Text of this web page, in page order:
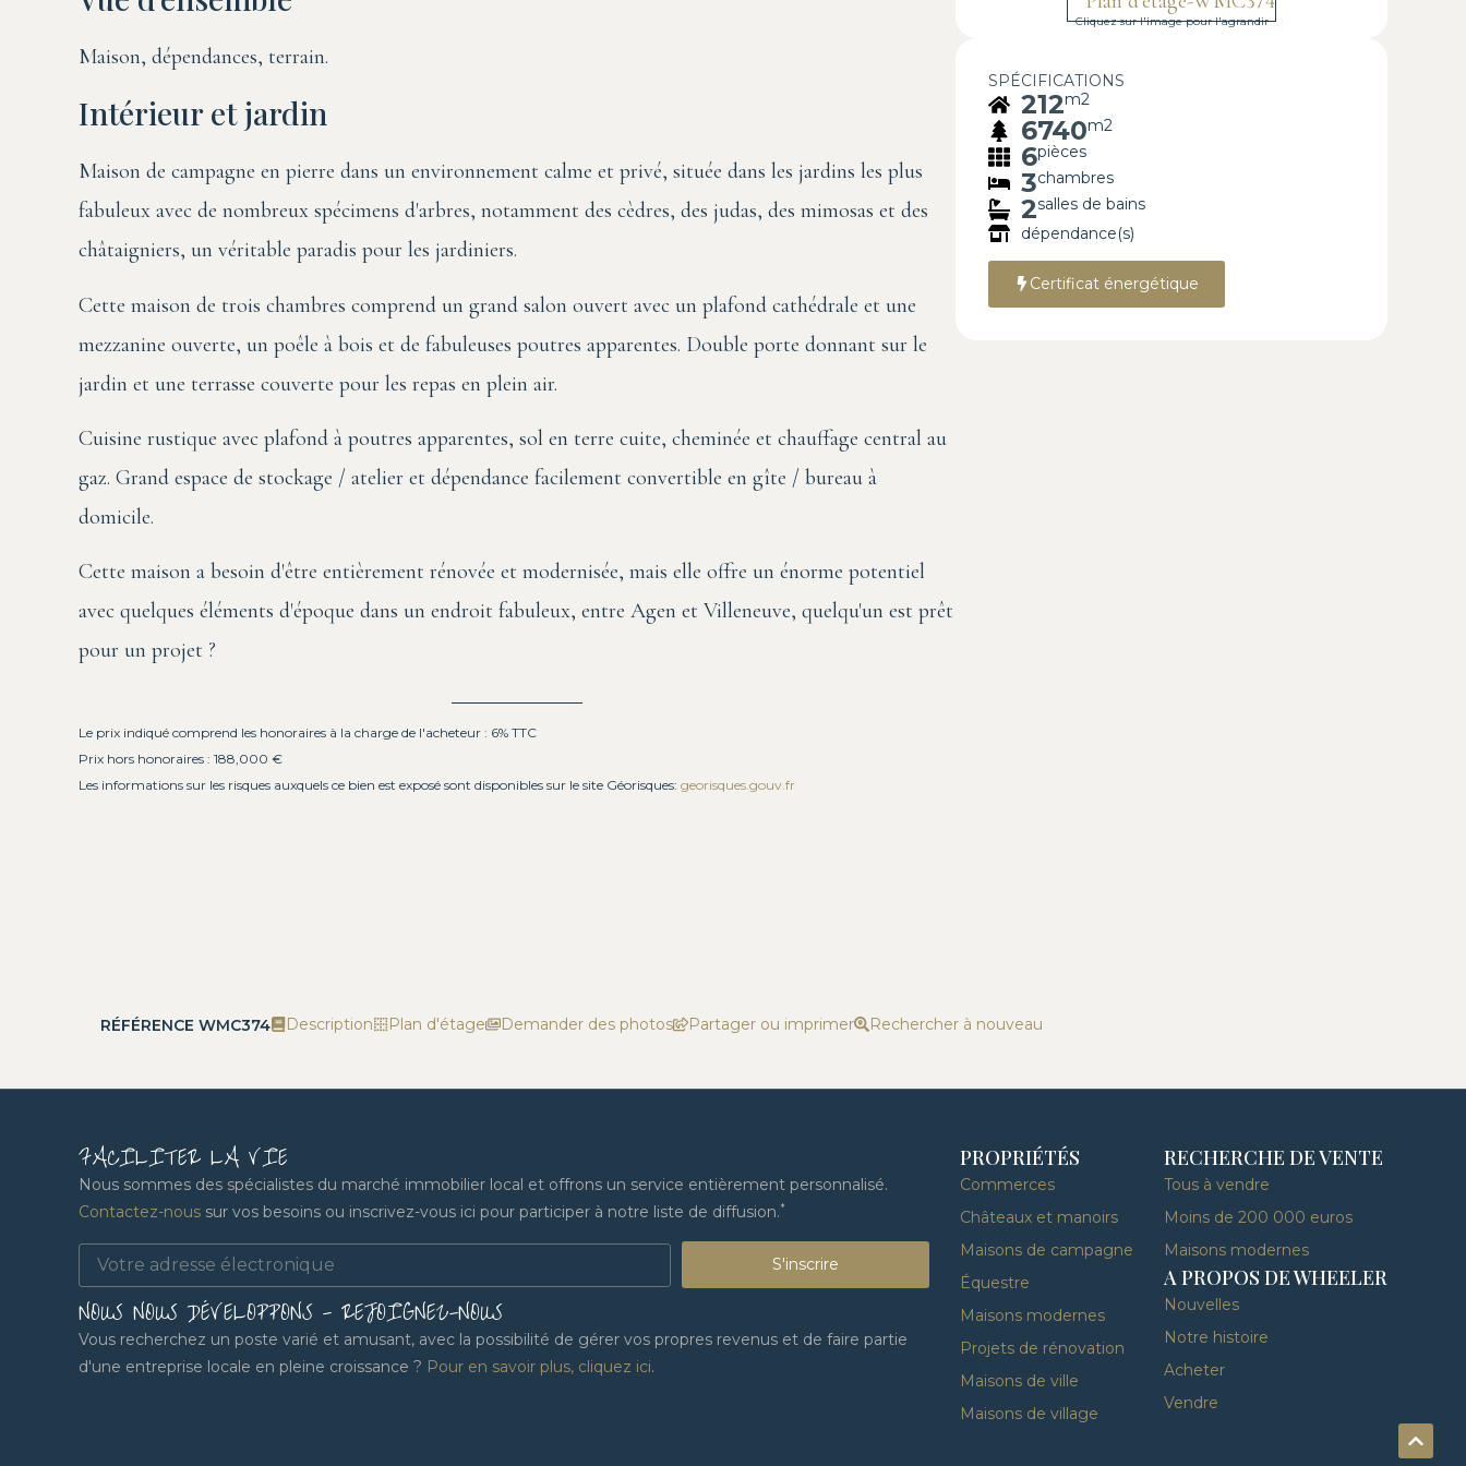
Maison, dépendances, terrain.
Intérieur et jardin
Maison de campagne en pierre dans un environnement calme et privé, située dans les jardins les plus
fabuleux avec de nombreux spécimens d'arbres, notamment des cèdres, des judas, des mimosas et des
châtaigniers, un véritable paradis pour les jardiniers.
Cette maison de trois chambres comprend un grand salon ouvert avec un plafond cathédrale et une
mezzanine ouverte, un poêle à bois et de fabuleuses poutres apparentes. Double porte donnant sur le
jardin et une terrasse couverte pour les repas en plein air.
Cuisine rustique avec plafond à poutres apparentes, sol en terre cuite, cheminée et chauffage central au
gaz. Grand espace de stockage / atelier et dépendance facilement convertible en gîte / bureau à
domicile.
Cette maison a besoin d'être entièrement rénovée et modernisée, mais elle offre un énorme potentiel
avec quelques éléments d'époque dans un endroit fabuleux, entre Agen et Villeneuve, quelqu'un est prêt
pour un projet ?
Le prix indiqué comprend les honoraires à la charge de l'acheteur : 6% TTC
Prix hors honoraires : 188,000 €
Les informations sur les risques auxquels ce bien est exposé sont disponibles sur le site Géorisques: georisques.gouv.fr
Cliquez sur l'image pour l'agrandir
SPÉCIFICATIONS
212m2
6740m2
6pièces
3chambres
2salles de bains
dépendance(s)
Certificat énergétique
RÉFÉRENCE WMC374 Description Plan d'étage Demander des photos Partager ou imprimer Rechercher à nouveau
FACILITER LA VIE
Nous sommes des spécialistes du marché immobilier local et offrons un service entièrement personnalisé.
Contactez-nous sur vos besoins ou inscrivez-vous ici pour participer à notre liste de diffusion.*
S'inscrire
NOUS NOUS DÉVELOPPONS - REJOIGNEZ-NOUS
Vous recherchez un poste varié et amusant, avec la possibilité de gérer vos propres revenus et de faire partie
d'une entreprise locale en pleine croissance ? Pour en savoir plus, cliquez ici.
PROPRIÉTÉS
Commerces
Châteaux et manoirs
Maisons de campagne
Équestre
Maisons modernes
Projets de rénovation
Maisons de ville
Maisons de village
RECHERCHE DE VENTE
Tous à vendre
Moins de 200 000 euros
Maisons modernes
A PROPOS DE WHEELER
Nouvelles
Notre histoire
Acheter
Vendre